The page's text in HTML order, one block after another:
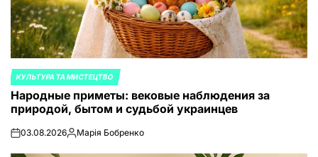
ОПУБЛИКОВАНО
В
КУЛЬТУРА ТА МИСТЕЦТВО
Народные приметы: вековые наблюдения за
природой, бытом и судьбой украинцев
on03.08.2026Запись
Марія Бобренко